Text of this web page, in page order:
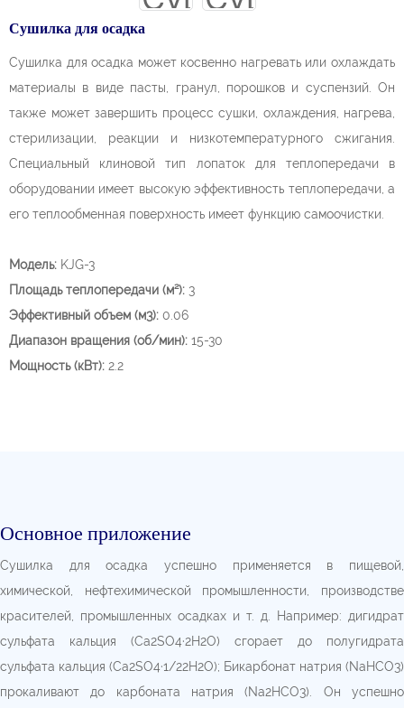
Сушилка для осадка
Сушилка для осадка может косвенно нагревать или охлаждать
материалы в виде пасты, гранул, порошков и суспензий. Он
также может завершить процесс сушки, охлаждения, нагрева,
стерилизации, реакции и низкотемпературного сжигания.
Специальный клиновой тип лопаток для теплопередачи в
оборудовании имеет высокую эффективность теплопередачи, а
его теплообменная поверхность имеет функцию самоочистки.
Модель: KJG-3
Площадь теплопередачи (м²): 3
Эффективный объем (м3): 0.06
Диапазон вращения (об/мин): 15-30
Мощность (кВт): 2.2
Основное приложение
Сушилка для осадка успешно применяется в пищевой,
химической, нефтехимической промышленности, производстве
красителей, промышленных осадках и т. д. Например: дигидрат
сульфата кальция (Ca2SO4·2H2O) сгорает до полугидрата
сульфата кальция (Ca2SO4·1/22H2O); Бикарбонат натрия (NaHCO3)
прокаливают до карбоната натрия (Na2HCO3). Он успешно